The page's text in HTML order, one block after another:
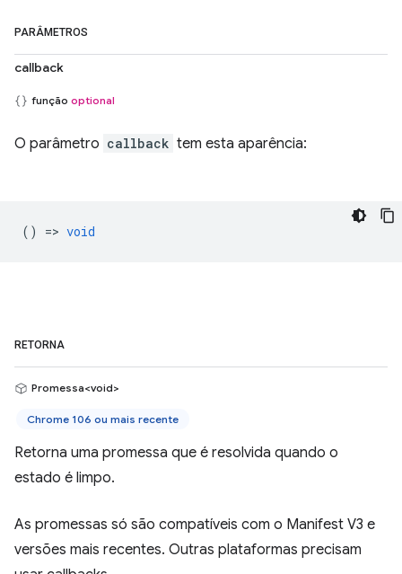
PARÂMETROS
callback
função optional
O parâmetro callback tem esta aparência:
() => void
RETORNA
Promessa<void>
Chrome 106 ou mais recente
Retorna uma promessa que é resolvida quando o
estado é limpo.
As promessas só são compatíveis com o Manifest V3 e
versões mais recentes. Outras plataformas precisam